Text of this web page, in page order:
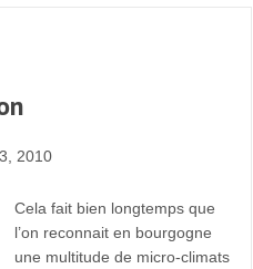
2010
Cela fait bien longtemps que
l’on reconnait en bourgogne
une multitude de micro-climats